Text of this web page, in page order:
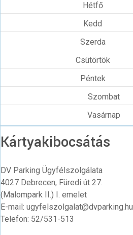
Hétfő
Kedd
Szerda
Csütörtök
Péntek
Szombat
Vasárnap
Kártyakibocsátás
DV Parking Ügyfélszolgálata
4027 Debrecen, Füredi út 27.
(Malompark II.) I. emelet
E-mail: ugyfelszolgalat@dvparking.hu
Telefon: 52/531-513